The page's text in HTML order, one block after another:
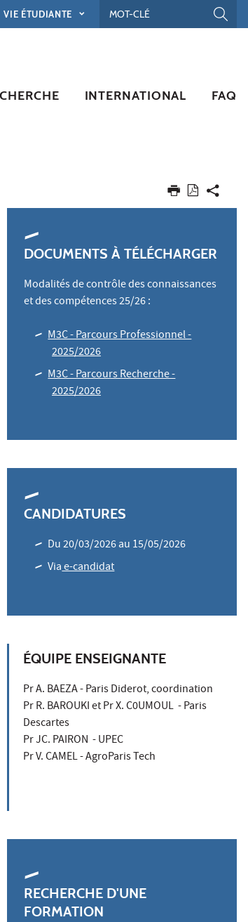
VIE ÉTUDIANTE
INTERNATIONAL FAQ
DOCUMENTS À TÉLÉCHARGER
Modalités de contrôle des connaissances
et des compétences 25/26 :
M3C - Parcours Professionnel -
2025/2026
M3C - Parcours Recherche -
2025/2026
CANDIDATURES
Du 20/03/2026 au 15/05/2026
Viae-candidat
ÉQUIPE ENSEIGNANTE
Pr A. BAEZA - Paris Diderot, coordination
Pr R. BAROUKI et Pr X. C0UMOUL - Paris
Descartes
Pr JC. PAIRON - UPEC
Pr V. CAMEL - AgroParis Tech
RECHERCHE D'UNE
FORMATION